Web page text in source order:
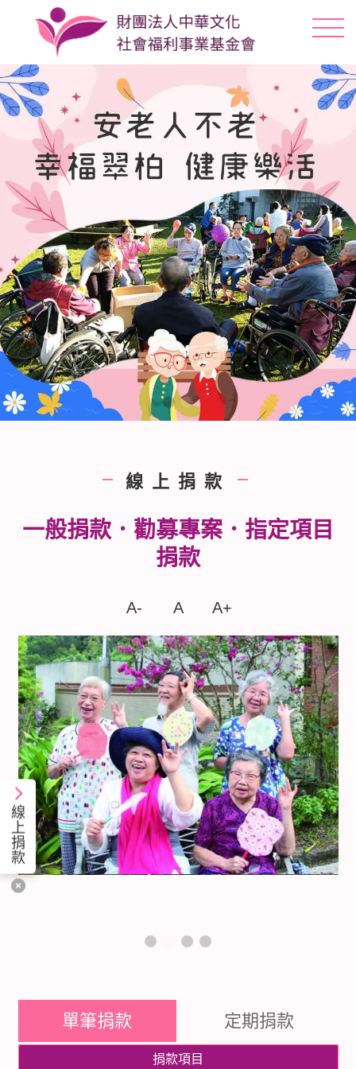
| 線上捐款 |
一般捐款．勸募專案．指定項目
捐款
A- A A+
單筆捐款 定期捐款
捐款項目
線
上
捐
款